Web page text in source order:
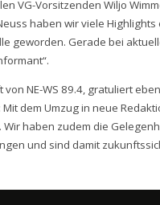
VG-Vorsitzenden Wiljo
haben wir viele
geworden. Gerade bei
NE-WS 89.4, gratuliert
dem Umzug in neue
haben zudem die
und sind damit